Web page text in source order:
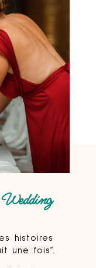
histoires
une fois”.